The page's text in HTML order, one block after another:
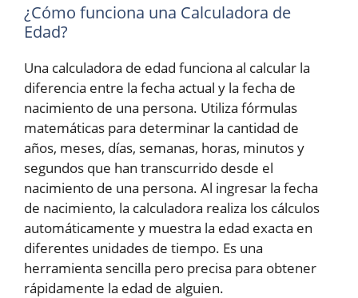
¿Cómo funciona una Calculadora de
Edad?
Una calculadora de edad funciona al calcular la
diferencia entre la fecha actual y la fecha de
nacimiento de una persona. Utiliza fórmulas
matemáticas para determinar la cantidad de
años, meses, días, semanas, horas, minutos y
segundos que han transcurrido desde el
nacimiento de una persona. Al ingresar la fecha
de nacimiento, la calculadora realiza los cálculos
automáticamente y muestra la edad exacta en
diferentes unidades de tiempo. Es una
herramienta sencilla pero precisa para obtener
rápidamente la edad de alguien.